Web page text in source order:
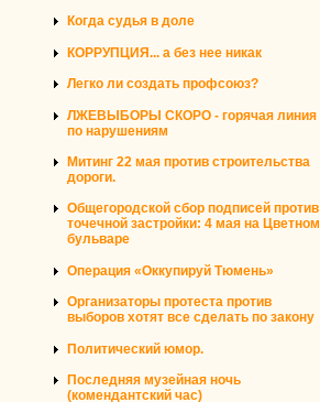
Когда судья в доле
КОРРУПЦИЯ... а без нее никак
Легко ли создать профсоюз?
ЛЖЕВЫБОРЫ СКОРО - горячая линия
по нарушениям
Митинг 22 мая против строительства
дороги.
Общегородской сбор подписей против
точечной застройки: 4 мая на Цветном
бульваре
Операция «Оккупируй Тюмень»
Организаторы протеста против
выборов хотят все сделать по закону
Политический юмор.
Последняя музейная ночь
(комендантский час)